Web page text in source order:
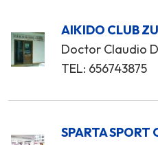
AIKIDO CLUB
Doctor Claudio
TEL: 656743875
SPARTA SPORT